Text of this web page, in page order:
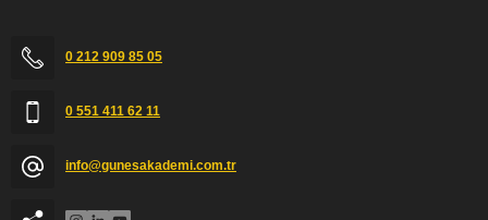
0 212 909 85 05
0 551 411 62 11
info@gunesakademi.com.tr